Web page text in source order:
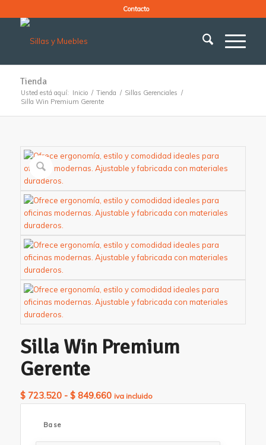
Contacto
Tienda
Usted está aquí: Inicio / Tienda / Sillas Gerenciales /
Silla Win Premium Gerente
Silla Win Premium
Gerente
$723.520 - $849.660Rango
iva incluido
Base